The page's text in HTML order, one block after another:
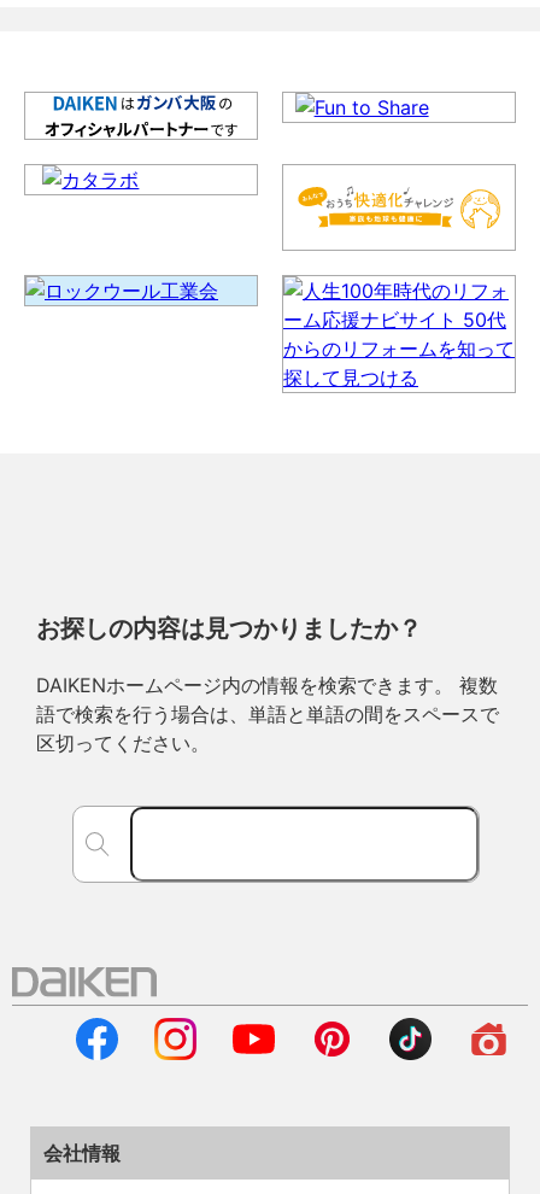
お探しの内容は見つかりましたか？
DAIKENホームページ内の情報を検索できます。 複数
語で検索を行う場合は、単語と単語の間をスペースで
区切ってください。
会社情報